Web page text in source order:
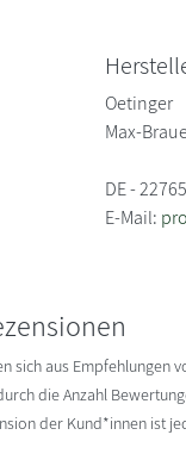
Oetinger
Max-
DE -
E-Mail:
sich aus Empfehlungen
die Anzahl
der Kund*innen ist